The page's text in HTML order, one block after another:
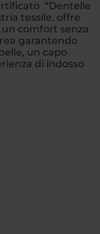
“Dentelle
tessile, offre
comfort senza
garantendo
un capo
di indosso